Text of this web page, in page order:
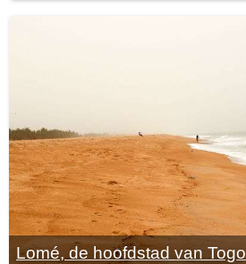
Lomé, de hoofdstad van Togo